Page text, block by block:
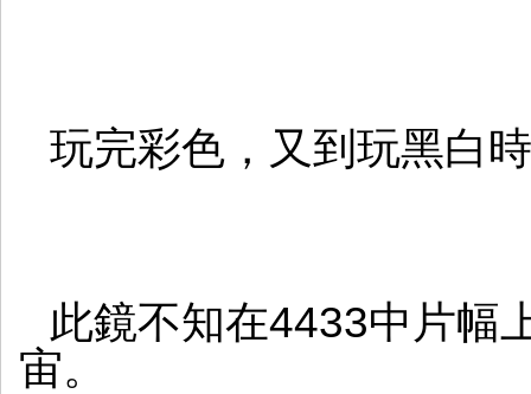
玩完彩色，又到玩黑白
此鏡不知在4433中片幅
宙。